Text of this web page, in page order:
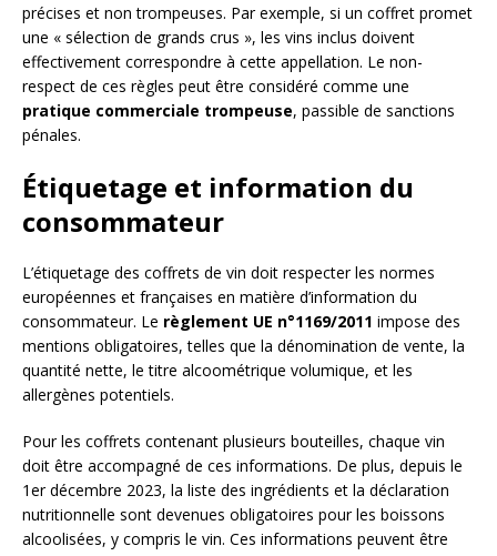
précises et non trompeuses. Par exemple, si un coffret promet
une « sélection de grands crus », les vins inclus doivent
effectivement correspondre à cette appellation. Le non-
respect de ces règles peut être considéré comme une
pratique commerciale trompeuse, passible de sanctions
pénales.
Étiquetage et information du
consommateur
L’étiquetage des coffrets de vin doit respecter les normes
européennes et françaises en matière d’information du
consommateur. Le règlement UE n°1169/2011 impose des
mentions obligatoires, telles que la dénomination de vente, la
quantité nette, le titre alcoométrique volumique, et les
allergènes potentiels.
Pour les coffrets contenant plusieurs bouteilles, chaque vin
doit être accompagné de ces informations. De plus, depuis le
1er décembre 2023, la liste des ingrédients et la déclaration
nutritionnelle sont devenues obligatoires pour les boissons
alcoolisées, y compris le vin. Ces informations peuvent être